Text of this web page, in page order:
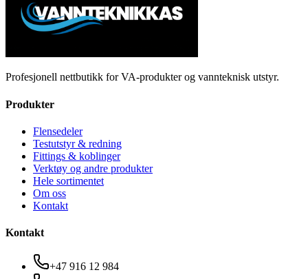
Profesjonell nettbutikk for VA-produkter og vannteknisk utstyr.
Produkter
Flensedeler
Testutstyr & redning
Fittings & koblinger
Verktøy og andre produkter
Hele sortimentet
Om oss
Kontakt
Kontakt
+47 916 12 984